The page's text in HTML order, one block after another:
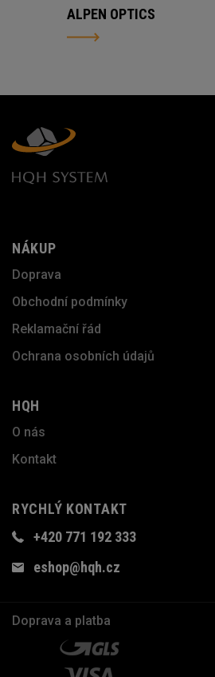
ALPEN OPTICS
NÁKUP
Doprava
Obchodní podmínky
Reklamační řád
Ochrana osobních údajů
HQH
O nás
Kontakt
RYCHLÝ KONTAKT
+420 771 192 333
eshop@hqh.cz
Doprava a platba